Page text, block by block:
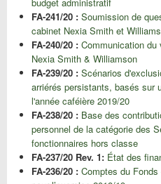
FA-241/20 : Soumission de
cabinet Nexia Smith et
FA-240/20 : Communication
Nexia Smith & Williamson
FA-239/20 : Scénarios
arriérés persistants, basés sur
l'année caféière 2019/20
FA-238/20 : Base des
personnel de la catégorie des
fonctionnaires hors classe
FA-237/20 Rev. 1: État des
FA-236/20 : Comptes du Fonds